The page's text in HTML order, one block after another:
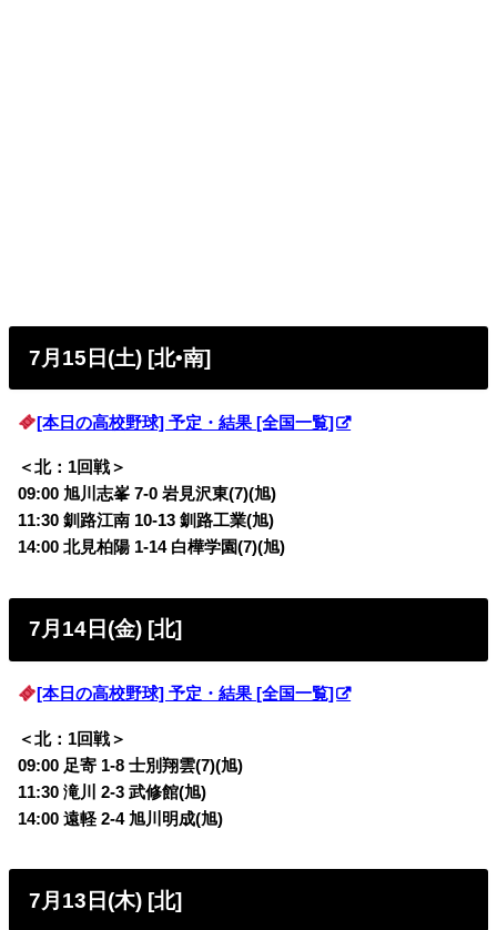
7月15日(土) [北•南]
[本日の高校野球] 予定・結果 [全国一覧]
＜北：1回戦＞
09:00 旭川志峯 7-0 岩見沢東(7)(旭)
11:30 釧路江南 10-13 釧路工業(旭)
14:00 北見柏陽 1-14 白樺学園(7)(旭)
7月14日(金) [北]
[本日の高校野球] 予定・結果 [全国一覧]
＜北：1回戦＞
09:00 足寄 1-8 士別翔雲(7)(旭)
11:30 滝川 2-3 武修館(旭)
14:00 遠軽 2-4 旭川明成(旭)
7月13日(木) [北]